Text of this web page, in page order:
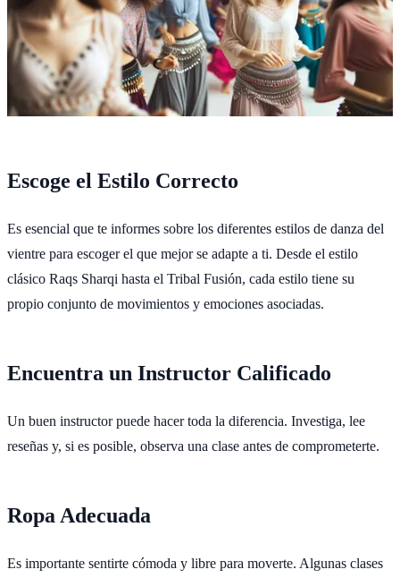
Escoge el Estilo Correcto
Es esencial que te informes sobre los diferentes estilos de danza del
vientre para escoger el que mejor se adapte a ti. Desde el estilo
clásico Raqs Sharqi hasta el Tribal Fusión, cada estilo tiene su
propio conjunto de movimientos y emociones asociadas.
Encuentra un Instructor Calificado
Un buen instructor puede hacer toda la diferencia. Investiga, lee
reseñas y, si es posible, observa una clase antes de comprometerte.
Ropa Adecuada
Es importante sentirte cómoda y libre para moverte. Algunas clases